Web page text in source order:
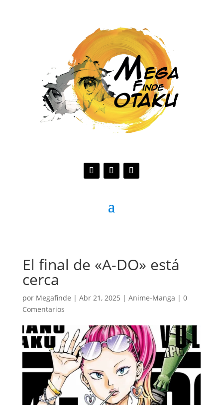
El final de «A-DO» está
cerca
por Megafinde | Abr 21, 2025 | Anime-Manga | 0
Comentarios